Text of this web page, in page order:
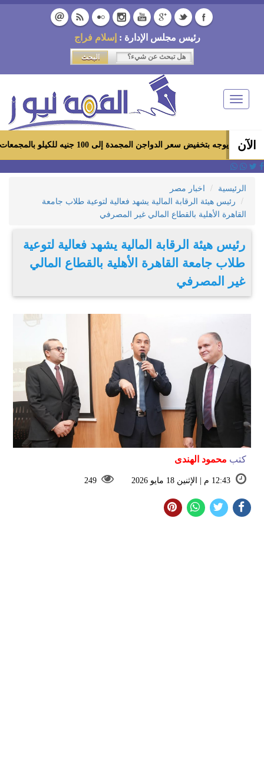
رئيس مجلس الإدارة : إسلام فراج
Toggle
navigation
الآن
سعر الدواجن المجمدة إلى 100 جنيه للكيلو بالمجمعات الاستهلاكية ومعارض «أهلاً رمضان»
الرئيسية
اخبار مصر
رئيس هيئة الرقابة المالية يشهد فعالية لتوعية طلاب جامعة
القاهرة الأهلية بالقطاع المالي غير المصرفي
رئيس هيئة الرقابة المالية يشهد فعالية لتوعية
طلاب جامعة القاهرة الأهلية بالقطاع المالي
غير المصرفي
كتب محمود الهندى
12:43 م | الإثنين 18 مايو 2026 249